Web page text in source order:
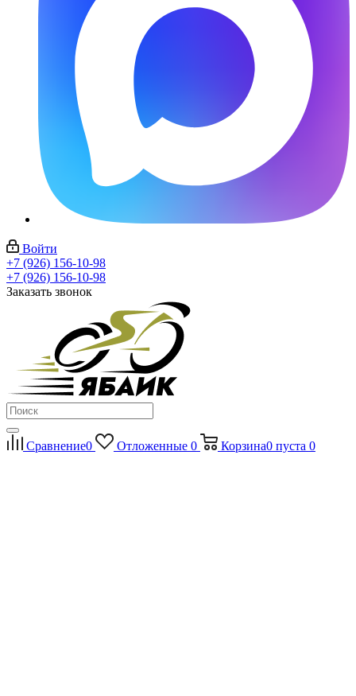
Войти
+7 (926) 156-10-98
+7 (926) 156-10-98
Заказать звонок
Сравнение0 Отложенные 0 Корзина0 пуста 0